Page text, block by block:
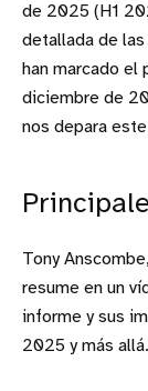
de 2025 (H1
detallada de
han marcado el
diciembre de
nos depara
Tony
resume en un
informe y sus
2025 y más allá.